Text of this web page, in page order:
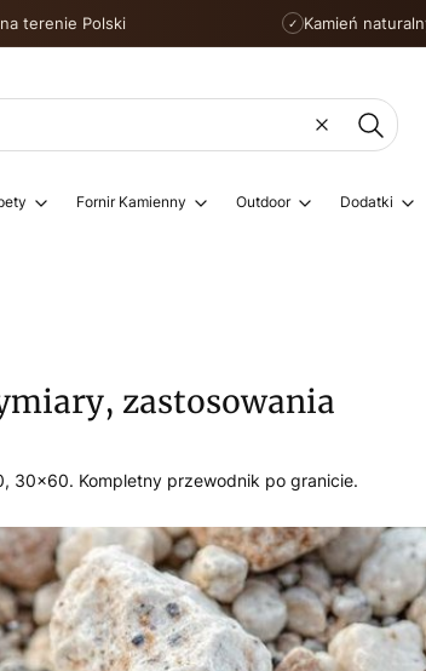
terenie Polski ✓ Kamień
WyczyśćSzukaj
Fornir Kamienny Outdoor Dodatki
zastosowania
30×60. Kompletny przewodnik po granicie.